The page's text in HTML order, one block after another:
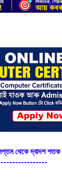
সপ্তম থেকে দ্বাদশ শতক